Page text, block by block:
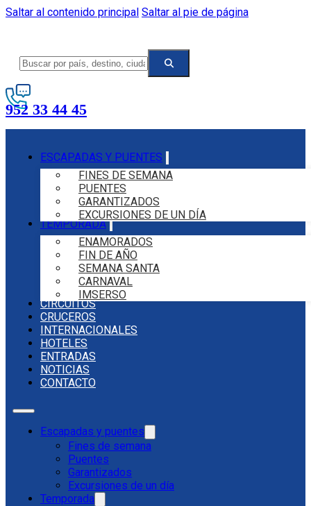
Saltar al contenido principal Saltar al pie de página
952 33 44 45
ESCAPADAS Y PUENTES
FINES DE SEMANA
PUENTES
GARANTIZADOS
EXCURSIONES DE UN DÍA
TEMPORADA
ENAMORADOS
FIN DE AÑO
SEMANA SANTA
CARNAVAL
IMSERSO
CIRCUITOS
CRUCEROS
INTERNACIONALES
HOTELES
ENTRADAS
NOTICIAS
CONTACTO
Escapadas y puentes
Fines de semana
Puentes
Garantizados
Excursiones de un día
Temporada